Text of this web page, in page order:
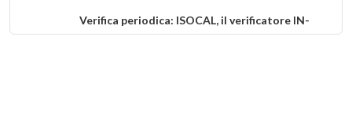
Verifica periodica: ISOCAL, il verificatore IN-
SITU